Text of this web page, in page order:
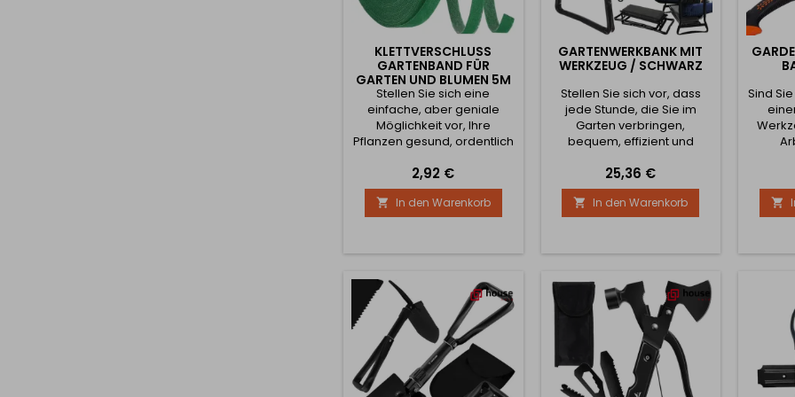
KLETTVERSCHLUSS
GARTENBAND FÜR
GARTEN UND BLUMEN 5M
/ GRÜN
Stellen Sie sich eine
einfache, aber geniale
Möglichkeit vor, Ihre
Pflanzen gesund, ordentlich
sich mit komplizierten
Knoten, minderwertigen
Materialien oder ständigen
Reparaturen
Das Klett-Gartenband ist
brauchen - ein
zuverlässiger Helfer, der
Ihnen Zeit, Mühe und Nerven
spart. 1....
Preis
2,92 €
 In den Warenkorb
GARTENWERKBANK MIT
WERKZEUG / SCHWARZ
Stellen Sie sich vor, dass
jede Stunde, die Sie im
Garten verbringen,
bequem, effizient und
Gartenwerkbank mit
Werkzeugen von GARDLOV
wurde genau dafür
entwickelt, Ihnen die Arbeit
sparen und Ihren Körper vor
schützen. Dieses innovative
Produkt vereint
Funktionalität, Langlebigkeit
und...
Preis
25,36 €
 In den Warenkorb
Sind
was
bei
